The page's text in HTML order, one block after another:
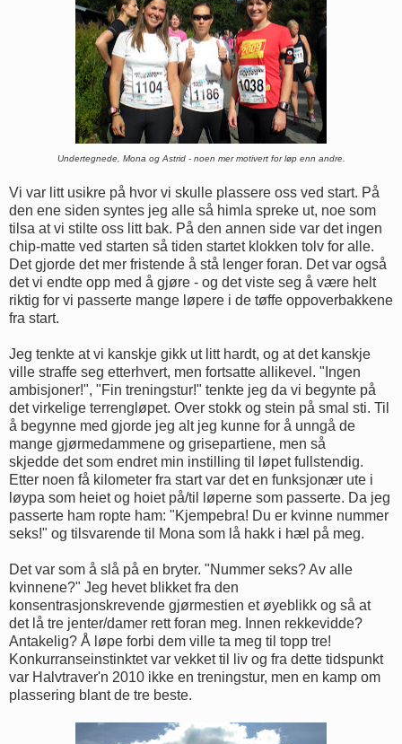
Undertegnede, Mona og Astrid - noen mer motivert for løp enn andre.
Vi var litt usikre på hvor vi skulle plassere oss ved start. På
den ene siden syntes jeg alle så himla spreke ut, noe som
tilsa at vi stilte oss litt bak. På den annen side var det ingen
chip-matte ved starten så tiden startet klokken tolv for alle.
Det gjorde det mer fristende å stå lenger foran. Det var også
det vi endte opp med å gjøre - og det viste seg å være helt
riktig for vi passerte mange løpere i de tøffe oppoverbakkene
fra start.
Jeg tenkte at vi kanskje gikk ut litt hardt, og at det kanskje
ville straffe seg etterhvert, men fortsatte allikevel. "Ingen
ambisjoner!", "Fin treningstur!" tenkte jeg da vi begynte på
det virkelige terrengløpet. Over stokk og stein på smal sti. Til
å begynne med gjorde jeg alt jeg kunne for å unngå de
mange gjørmedammene og grisepartiene, men så
skjedde det som endret min instilling til løpet fullstendig.
Etter noen få kilometer fra start var det en funksjonær ute i
løypa som heiet og hoiet på/til løperne som passerte. Da jeg
passerte ham ropte ham: "Kjempebra! Du er kvinne nummer
seks!" og tilsvarende til Mona som lå hakk i hæl på meg.
Det var som å slå på en bryter. "Nummer seks? Av alle
kvinnene?" Jeg hevet blikket fra den
konsentrasjonskrevende gjørmestien et øyeblikk og så at
det lå tre jenter/damer rett foran meg. Innen rekkevidde?
Antakelig? Å løpe forbi dem ville ta meg til topp tre!
Konkurranseinstinktet var vekket til liv og fra dette tidspunkt
var Halvtraver'n 2010 ikke en treningstur, men en kamp om
plassering blant de tre beste.